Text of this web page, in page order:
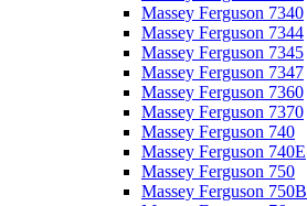
Massey Ferguson 7340
Massey Ferguson 7344
Massey Ferguson 7345
Massey Ferguson 7347
Massey Ferguson 7360
Massey Ferguson 7370
Massey Ferguson 740
Massey Ferguson 740E
Massey Ferguson 750
Massey Ferguson 750B